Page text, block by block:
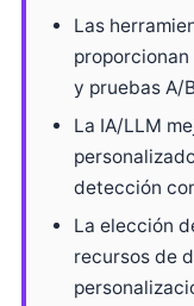
Las
y pruebas A/
La IA/LLM
detección
La elección
recursos de